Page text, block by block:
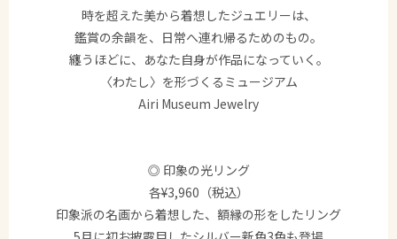
時を超えた美から着想したジュエリーは、
鑑賞の余韻を、日常へ連れ帰るためのもの。
纏うほどに、あなた自身が作品になっていく。
〈わたし〉を形づくるミュージアム
Airi Museum Jewelry
◎ 印象の光リング
各¥3,960（税込）
印象派の名画から着想した、額縁の形をしたリング